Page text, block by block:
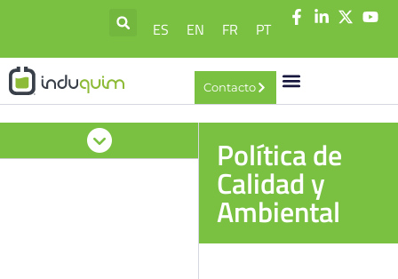
ES EN FR PT
Contacto
Política de
Calidad y
Ambiental